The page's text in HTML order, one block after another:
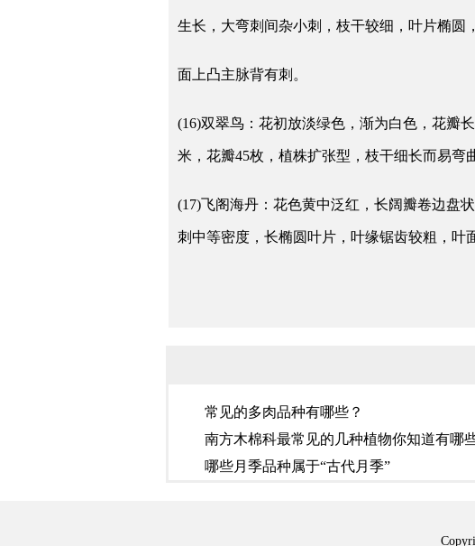
生长，大弯刺间杂小刺，枝干较细，叶片椭圆
面上凸主脉背有刺。
(16)双翠鸟：花初放淡绿色，渐为白色，花瓣
米，花瓣45枚，植株扩张型，枝干细长而易弯
(17)飞阁海丹：花色黄中泛红，长阔瓣卷边盘
刺中等密度，长椭圆叶片，叶缘锯齿较粗，叶
常见的多肉品种有哪些？
南方木棉科最常见的几种植物你知道有哪
哪些月季品种属于“古代月季”